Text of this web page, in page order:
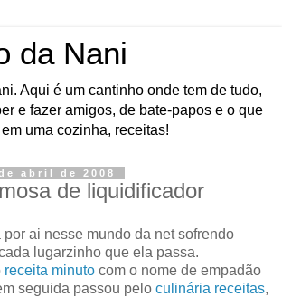
da Nani
Aqui é um cantinho onde tem de tudo,
e fazer amigos, de bate-papos e o que
uma cozinha, receitas!
abril de 2008
de liquidificador
por ai nesse mundo da net sofrendo
lugarzinho que ela passa.
receita minuto com o nome de empadão
seguida passou pelo culinária receitas,